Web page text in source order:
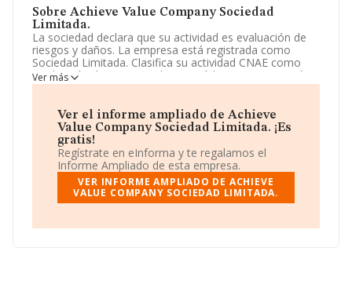
Sobre Achieve Value Company Sociedad
Limitada.
La sociedad declara que su actividad es evaluación de
riesgos y daños. La empresa está registrada como
Sociedad Limitada. Clasifica su actividad CNAE como
'Evaluación de riesgos y daños', código 6621. No realiza
actividad de importación y/o exportación.
La empresa española Achieve Value Company
Sociedad Limitada, con número de identificación fiscal
B21769005, está situada en Avenida Dinamarca núm.
33 A Esc Bj, (41012), Sevilla, Andalucía.
En base a la información de la que dispone INFORMA
sobre 2.685 compañías, en el ámbito nacional la
facturación alcanza la cifra de 373 millones de euros y
las empresas es de 139 mil euros. En relación con la
Ver más
Ver el informe ampliado de Achieve
Value Company Sociedad Limitada. ¡Es
gratis!
Regístrate en eInforma y te regalamos el
Informe Ampliado de esta empresa.
VER INFORME AMPLIADO DE ACHIEVE
VALUE COMPANY SOCIEDAD LIMITADA.